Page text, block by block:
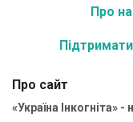
Про
Підтримати
Про сайт
«Україна Інкогніта»